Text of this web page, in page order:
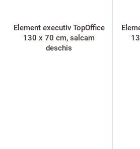
Element executiv TopOffice
130 x 70 cm, salcam
deschis